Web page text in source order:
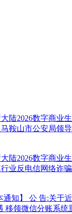
陆2026数字商业
鞍山市公安局领
陆2026数字商业
业反电信网络诈
知】 公 告:关于
移领微信分账系统